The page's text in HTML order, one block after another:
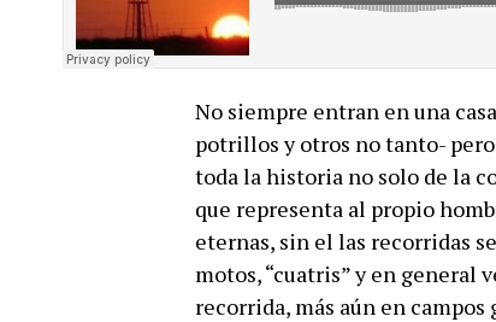
No siempre entran en una
potrillos y otros no tanto-
toda la historia no solo de la
que representa al propio
eternas, sin el las recorridas
motos, “cuatris” y en general
recorrida, más aún en campos